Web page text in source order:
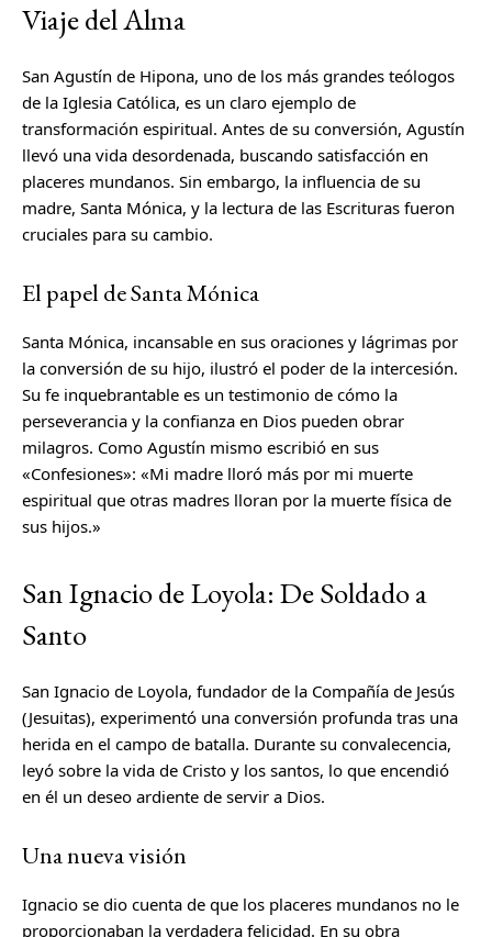
Viaje del Alma
San Agustín de Hipona, uno de los más grandes teólogos
de la Iglesia Católica, es un claro ejemplo de
transformación espiritual. Antes de su conversión, Agustín
llevó una vida desordenada, buscando satisfacción en
placeres mundanos. Sin embargo, la influencia de su
madre, Santa Mónica, y la lectura de las Escrituras fueron
cruciales para su cambio.
El papel de Santa Mónica
Santa Mónica, incansable en sus oraciones y lágrimas por
la conversión de su hijo, ilustró el poder de la intercesión.
Su fe inquebrantable es un testimonio de cómo la
perseverancia y la confianza en Dios pueden obrar
milagros. Como Agustín mismo escribió en sus
«Confesiones»: «Mi madre lloró más por mi muerte
espiritual que otras madres lloran por la muerte física de
sus hijos.»
San Ignacio de Loyola: De Soldado a
Santo
San Ignacio de Loyola, fundador de la Compañía de Jesús
(Jesuitas), experimentó una conversión profunda tras una
herida en el campo de batalla. Durante su convalecencia,
leyó sobre la vida de Cristo y los santos, lo que encendió
en él un deseo ardiente de servir a Dios.
Una nueva visión
Ignacio se dio cuenta de que los placeres mundanos no le
proporcionaban la verdadera felicidad. En su obra